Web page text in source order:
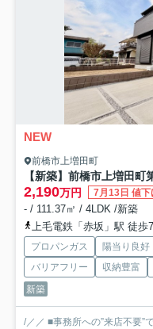
NEW
前橋市上増田町
2,190万円 7月13日 値下
- / 111.37㎡ / 4LDK /新築
上毛電鉄「赤坂」駅 徒歩
プロパンガス 陽当り良好
バリアフリー
収納豊富
新築
/／／ ■事務所への”来店不要”